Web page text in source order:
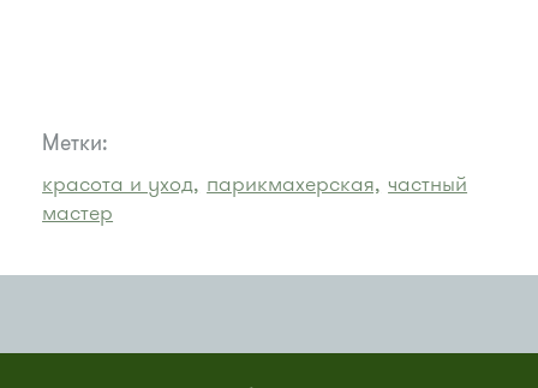
Метки:
красота и уход, парикмахерская, частный
мастер